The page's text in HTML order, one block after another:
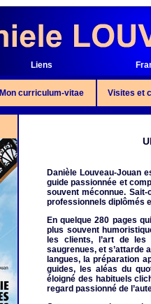
Liens
Mon curriculum-vitae Visites et
Danièle Louveau-Jouan
guide passionnée et
souvent méconnue.
professionnels diplômés
En quelque 280 pages
plus souvent
les clients, l’art de les
saugrenues, et s’attarde
langues, la préparation
guides, les aléas du
éloigné des habituels
regard passionné de